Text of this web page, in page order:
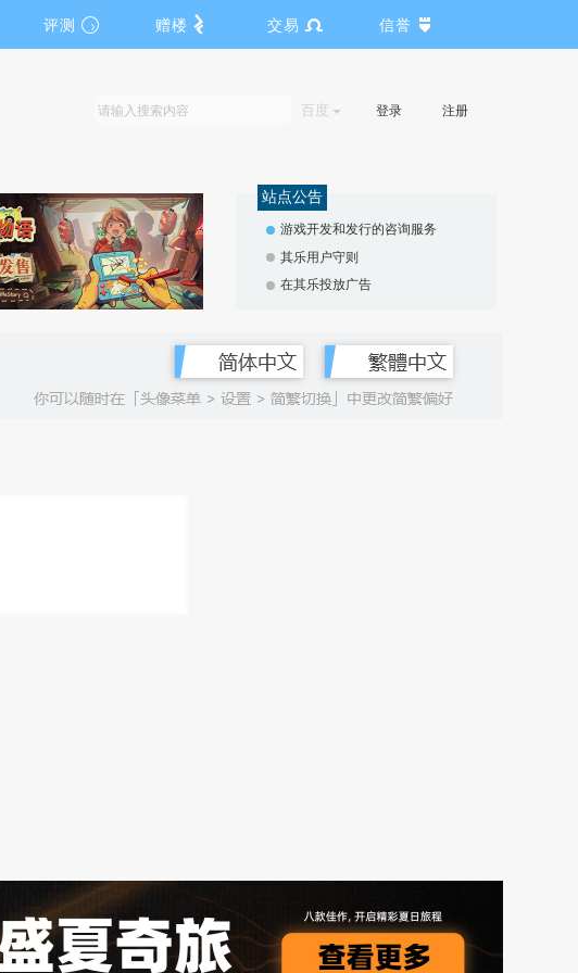
评测 赠楼 交易 信誉
百度 登录 注册
站点公告
游戏开发和发行的咨询服务
其乐用户守则
在其乐投放广告